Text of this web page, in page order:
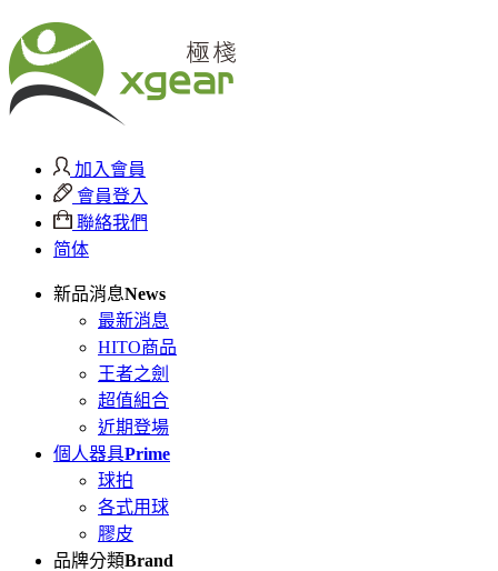
加入會員
會員登入
聯絡我們
简体
新品消息News
最新消息
HITO商品
王者之劍
超值組合
近期登場
個人器具Prime
球拍
各式用球
膠皮
品牌分類Brand